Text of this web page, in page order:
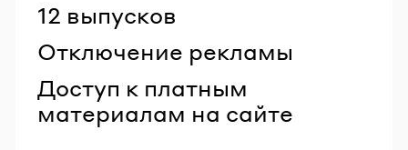
12 выпусков
Отключение рекламы
Доступ к платным
материалам на сайте